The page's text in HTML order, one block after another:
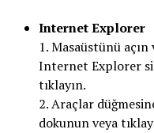
Internet Explorer
1. Masaüstünü
Internet Explorer
tıklayın.
2. Araçlar
dokunun veya